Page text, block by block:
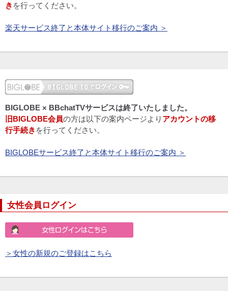
き を行ってください。
楽天サービス終了と本体サイト移行のご案内 ＞
BIGLOBE × BBchatTVサービスは終了いたしました。
旧BIGLOBE会員の方は以下の案内ページより アカウントの移
行手続き を行ってください。
BIGLOBEサービス終了と本体サイト移行のご案内 ＞
女性会員ログイン
＞女性の新規のご登録はこちら